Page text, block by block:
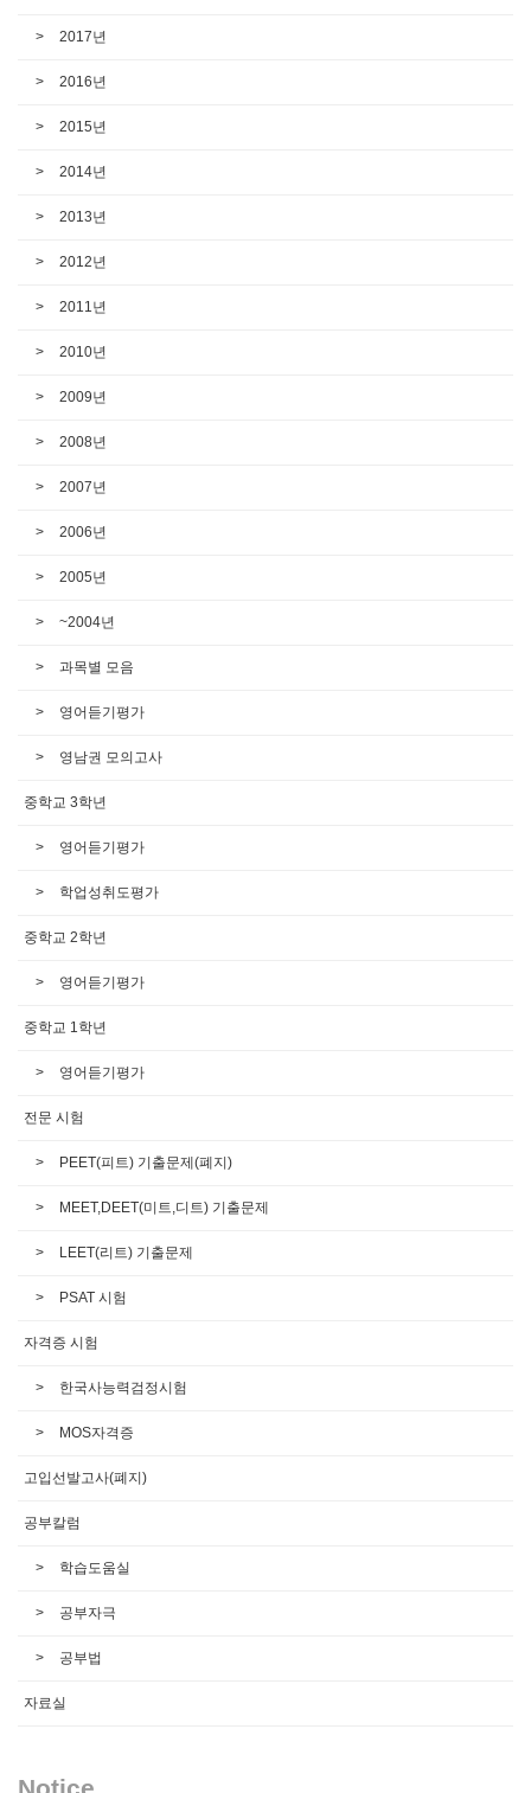
2017년
2016년
2015년
2014년
2013년
2012년
2011년
2010년
2009년
2008년
2007년
2006년
2005년
~2004년
과목별 모음
영어듣기평가
영남권 모의고사
중학교 3학년
영어듣기평가
학업성취도평가
중학교 2학년
영어듣기평가
중학교 1학년
영어듣기평가
전문 시험
PEET(피트) 기출문제(폐지)
MEET,DEET(미트,디트) 기출문제
LEET(리트) 기출문제
PSAT 시험
자격증 시험
한국사능력검정시험
MOS자격증
고입선발고사(폐지)
공부칼럼
학습도움실
공부자극
공부법
자료실
Notice